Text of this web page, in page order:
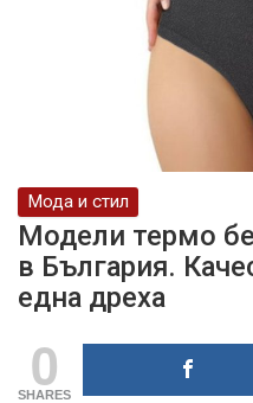
Мода и стил
Модели термо
в България.
една дреха
0
SHARES